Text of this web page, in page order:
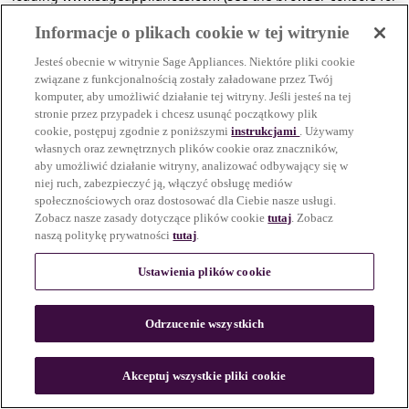
n
Informacje o plikach cookie w tej witrynie
Jesteś obecnie w witrynie Sage Appliances. Niektóre pliki cookie
związane z funkcjonalnością zostały załadowane przez Twój
komputer, aby umożliwić działanie tej witryny. Jeśli jesteś na tej
stronie przez przypadek i chcesz usunąć początkowy plik
cookie, postępuj zgodnie z poniższymiinstrukcjami . Używamy
własnych oraz zewnętrznych plików cookie oraz znaczników,
aby umożliwić działanie witryny, analizować odbywający się w
niej ruch, zabezpieczyć ją, włączyć obsługę mediów
społecznościowych oraz dostosować dla Ciebie nasze usługi.
Zobacz nasze zasady dotyczące plików cookietutaj. Zobacz
naszą politykę prywatnościtutaj.
Ustawienia plików cookie
Odrzucenie wszystkich
Akceptuj wszystkie pliki cookie